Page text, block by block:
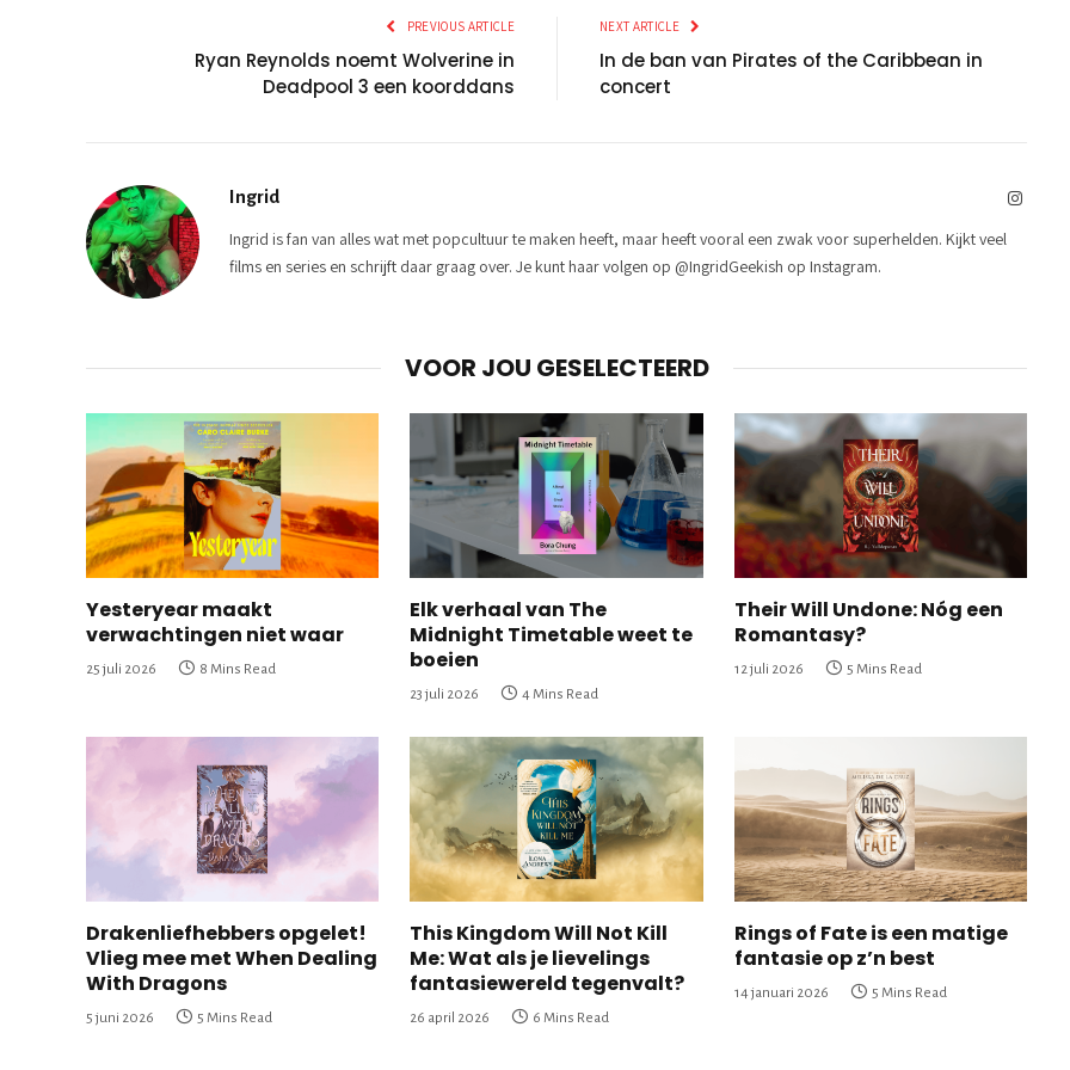
PREVIOUS ARTICLE
Ryan Reynolds noemt Wolverine in
Deadpool 3 een koorddans
NEXT ARTICLE
In de ban van Pirates of the Caribbean in
concert
Ingrid
Ingrid is fan van alles wat met popcultuur te maken heeft, maar heeft vooral een zwak voor superhelden. Kijkt veel
films en series en schrijft daar graag over. Je kunt haar volgen op @IngridGeekish op Instagram.
VOOR JOU GESELECTEERD
Yesteryear maakt
verwachtingen niet waar
25 juli 2026 8 Mins Read
Elk verhaal van The
Midnight Timetable weet te
boeien
23 juli 2026 4 Mins Read
Their Will Undone: Nóg een
Romantasy?
12 juli 2026 5 Mins Read
Drakenliefhebbers opgelet!
Vlieg mee met When Dealing
With Dragons
5 juni 2026 5 Mins Read
This Kingdom Will Not Kill
Me: Wat als je lievelings
fantasiewereld tegenvalt?
26 april 2026 6 Mins Read
Rings of Fate is een matige
fantasie op z’n best
14 januari 2026 5 Mins Read